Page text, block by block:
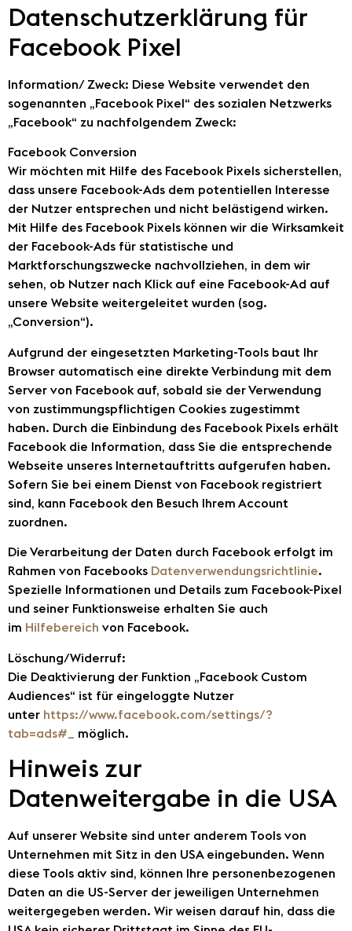
Datenschutzerklärung für
Facebook Pixel
Information/ Zweck: Diese Website verwendet den
sogenannten „Facebook Pixel“ des sozialen Netzwerks
„Facebook“ zu nachfolgendem Zweck:
Facebook Conversion
Wir möchten mit Hilfe des Facebook Pixels sicherstellen,
dass unsere Facebook-Ads dem potentiellen Interesse
der Nutzer entsprechen und nicht belästigend wirken.
Mit Hilfe des Facebook Pixels können wir die Wirksamkeit
der Facebook-Ads für statistische und
Marktforschungszwecke nachvollziehen, in dem wir
sehen, ob Nutzer nach Klick auf eine Facebook-Ad auf
unsere Website weitergeleitet wurden (sog.
„Conversion“).
Aufgrund der eingesetzten Marketing-Tools baut Ihr
Browser automatisch eine direkte Verbindung mit dem
Server von Facebook auf, sobald sie der Verwendung
von zustimmungspflichtigen Cookies zugestimmt
haben. Durch die Einbindung des Facebook Pixels erhält
Facebook die Information, dass Sie die entsprechende
Webseite unseres Internetauftritts aufgerufen haben.
Sofern Sie bei einem Dienst von Facebook registriert
sind, kann Facebook den Besuch Ihrem Account
zuordnen.
Die Verarbeitung der Daten durch Facebook erfolgt im
Rahmen von Facebooks Datenverwendungsrichtlinie.
Spezielle Informationen und Details zum Facebook-Pixel
und seiner Funktionsweise erhalten Sie auch
im Hilfebereich von Facebook.
Löschung/Widerruf:
Die Deaktivierung der Funktion „Facebook Custom
Audiences“ ist für eingeloggte Nutzer
unter https://www.facebook.com/settings/?
tab=ads#_
möglich.
Hinweis zur
Datenweitergabe in die USA
Auf unserer Website sind unter anderem Tools von
Unternehmen mit Sitz in den USA eingebunden. Wenn
diese Tools aktiv sind, können Ihre personenbezogenen
Daten an die US-Server der jeweiligen Unternehmen
weitergegeben werden. Wir weisen darauf hin, dass die